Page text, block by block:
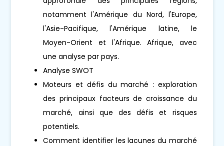
notamment l'Amérique du Nord, l'Europe,
l'Asie-Pacifique, l'Amérique latine, le
Moyen-Orient et l'Afrique. Afrique, avec
une analyse par pays.
Analyse SWOT
Moteurs et défis du marché : exploration
des principaux facteurs de croissance du
marché, ainsi que des défis et risques
potentiels.
Comment identifier les lacunes du marché